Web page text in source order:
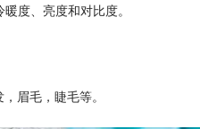
度、亮度和对比度。
眉毛，睫毛等。